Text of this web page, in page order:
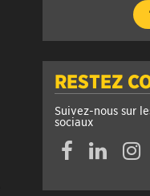
RESTEZ
Suivez-nous sur
sociaux